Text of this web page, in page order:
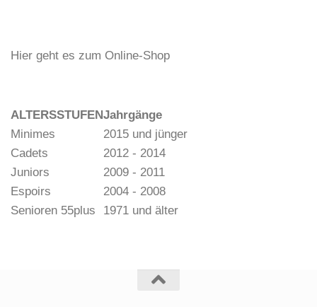
Hier geht es zum Online-Shop
ALTERSSTUFENJahrgänge
Minimes
2015 und jünger
Cadets
2012 - 2014
Juniors
2009 - 2011
Espoirs
2004 - 2008
Senioren 55plus
1971 und älter